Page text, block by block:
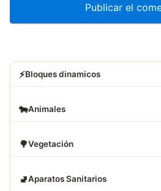
⚡Bloques dinamicos
🐄Animales
🌳Vegetación
🚽Aparatos Sanitarios